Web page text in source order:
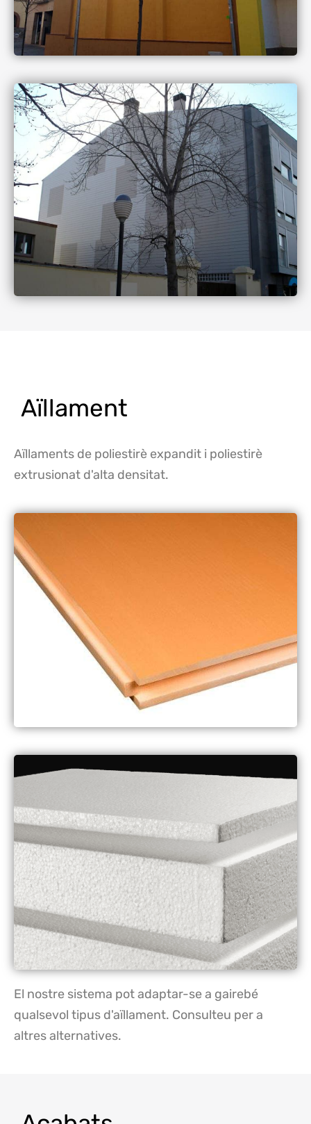
Aïllament
Aïllaments de poliestirè expandit i poliestirè
extrusionat d'alta densitat.
El nostre sistema pot adaptar-se a gairebé
qualsevol tipus d'aïllament. Consulteu per a
altres alternatives.